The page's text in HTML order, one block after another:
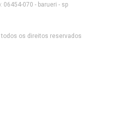
06454-070 - barueri - sp
os direitos reservados